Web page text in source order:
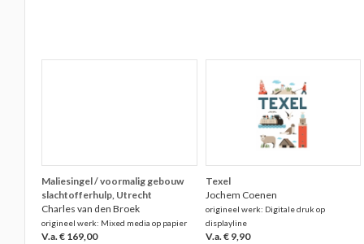
Maliesingel / voormalig gebouw
slachtofferhulp, Utrecht
Charles van den Broek
origineel werk: Mixed media op papier
V.a. € 169,00
Texel
Jochem Coenen
origineel werk: Digitale druk op
displayline
V.a. € 9,90